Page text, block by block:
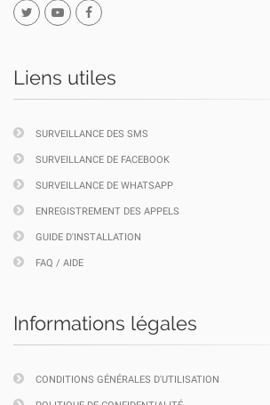
Liens utiles
SURVEILLANCE DES SMS
SURVEILLANCE DE FACEBOOK
SURVEILLANCE DE WHATSAPP
ENREGISTREMENT DES APPELS
GUIDE D'INSTALLATION
FAQ / AIDE
Informations légales
CONDITIONS GÉNÉRALES D'UTILISATION